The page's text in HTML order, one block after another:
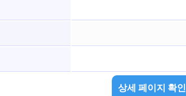
상세 페이지 확인